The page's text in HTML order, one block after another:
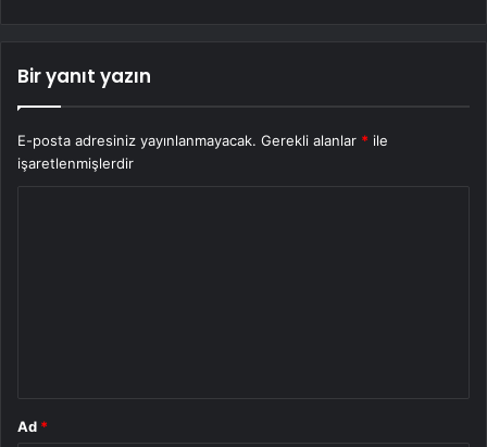
Bir yanıt yazın
E-posta adresiniz yayınlanmayacak. Gerekli alanlar * ile
işaretlenmişlerdir
Ad *